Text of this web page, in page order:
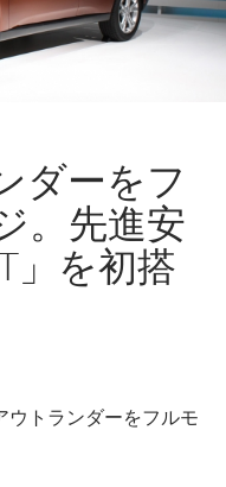
ダーをフ
。先進安
」を初搭
ウトランダーをフルモ